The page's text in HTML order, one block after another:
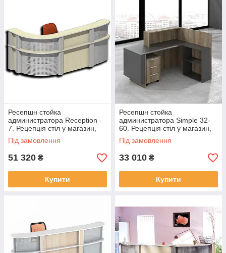
Ресепшн стойка
администратора Reception -
7. Рецепція стіл у магазин,
офіс, салон
Під замовлення
51 320 ₴
Купити
Ресепшн стойка
администратора Simple 32-
60. Рецепція стіл у магазин,
офіс, салон
Під замовлення
33 010 ₴
Купити